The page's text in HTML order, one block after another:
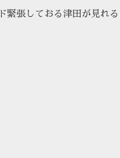
緊張しておる津田が見れ